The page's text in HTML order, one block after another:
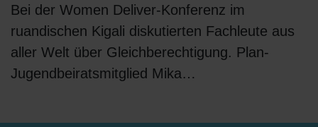
Bei der Women Deliver-Konferenz im
ruandischen Kigali diskutierten Fachleute aus
aller Welt über Gleichberechtigung. Plan-
Jugendbeiratsmitglied Mika…